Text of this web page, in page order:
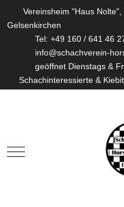
Vereinsheim "Haus
Gelsenkirchen
Tel: +49 160 / 641 46
info@schachverein-
geöffnet Dienstags &
Schachinteressierte &
Mobile Menu Toggle